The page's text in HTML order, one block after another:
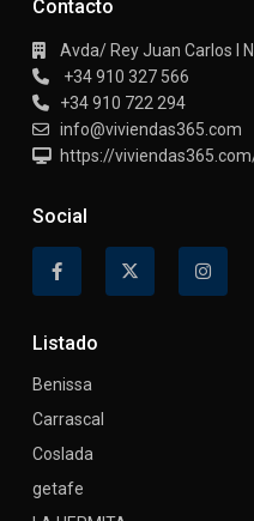
Contacto
Avda/ Rey Juan Carlos I
+34 910 327 566
+34 910 722 294
info@viviendas365.com
https://
Social
Listado
Benissa
Carrascal
Coslada
getafe